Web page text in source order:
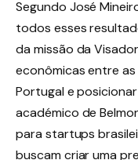
Segundo José
todos esses
da missão da
econômicas entre
Portugal e
académico de
para startups
buscam criar uma